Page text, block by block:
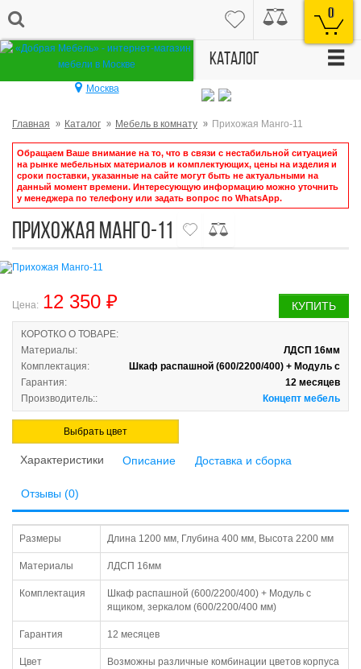
0
Москва
Каталог ☰
Главная Каталог Мебель в комнату Прихожая Манго-11
Обращаем Ваше внимание на то, что в связи с нестабильной ситуацией
на рынке мебельных материалов и комплектующих, цены на изделия и
сроки поставки, указанные на сайте могут быть не актуальными на
данный момент времени. Интересующую информацию можно уточнить
у менеджера по телефону или задать вопрос по WhatsApp.
Прихожая Манго-11
КУПИТЬ
Цена: 12 350 ₽
КОРОТКО О ТОВАРЕ:
Материалы:
ЛДСП 16мм
Комплектация:
Шкаф распашной (600/2200/400) + Модуль с
Гарантия:
12 месяцев
Производитель::
Концепт мебель
Выбрать цвет
Характеристики Описание Доставка и сборка
Отзывы (0)
Размеры Длина 1200 мм, Глубина 400 мм, Высота 2200 мм
Материалы ЛДСП 16мм
Комплектация
Шкаф распашной (600/2200/400) + Модуль с
ящиком, зеркалом (600/2200/400 мм)
Гарантия 12 месяцев
Цвет
Возможны различные комбинации цветов корпуса